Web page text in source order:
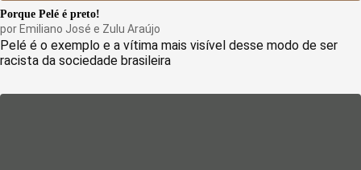
Porque Pelé é preto!
por Emiliano José e Zulu Araújo
Pelé é o exemplo e a vítima mais visível desse modo de ser
racista da sociedade brasileira